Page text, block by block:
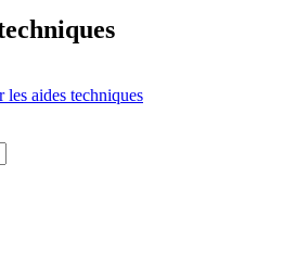
les aides techniques